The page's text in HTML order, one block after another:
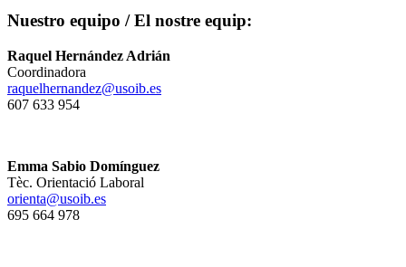
Nuestro equipo / El nostre equip:
Raquel Hernández Adrián
Coordinadora
raquelhernandez@usoib.es
607 633 954
Emma Sabio Domínguez
Tèc. Orientació Laboral
orienta@usoib.es
695 664 978